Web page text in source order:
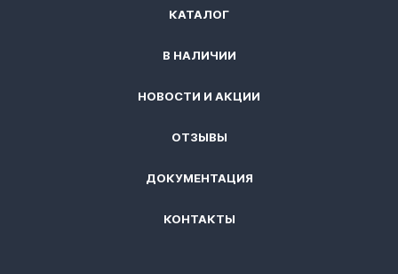
КАТАЛОГ
В НАЛИЧИИ
НОВОСТИ И АКЦИИ
ОТЗЫВЫ
ДОКУМЕНТАЦИЯ
КОНТАКТЫ